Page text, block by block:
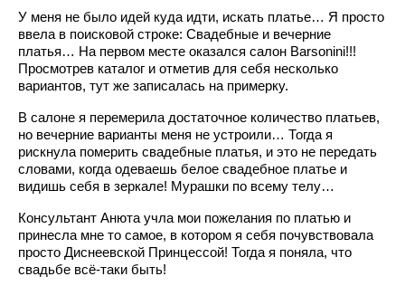
У меня не было идей куда идти, искать платье… Я просто
ввела в поисковой строке: Свадебные и вечерние
платья… На первом месте оказался салон Barsonini!!!
Просмотрев каталог и отметив для себя несколько
вариантов, тут же записалась на примерку.
В салоне я перемерила достаточное количество платьев,
но вечерние варианты меня не устроили… Тогда я
рискнула померить свадебные платья, и это не передать
словами, когда одеваешь белое свадебное платье и
видишь себя в зеркале! Мурашки по всему телу…
Консультант Анюта учла мои пожелания по платью и
принесла мне то самое, в котором я себя почувствовала
просто Диснеевской Принцессой! Тогда я поняла, что
свадьбе всё-таки быть!